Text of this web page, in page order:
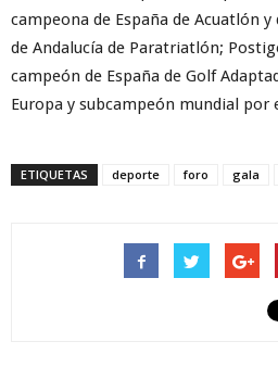
campeona de España de Acuatlón
de Andalucía de Paratriatlón;
campeón de España de Golf
Europa y subcampeón mundial por
ETIQUETAS deporte foro gala